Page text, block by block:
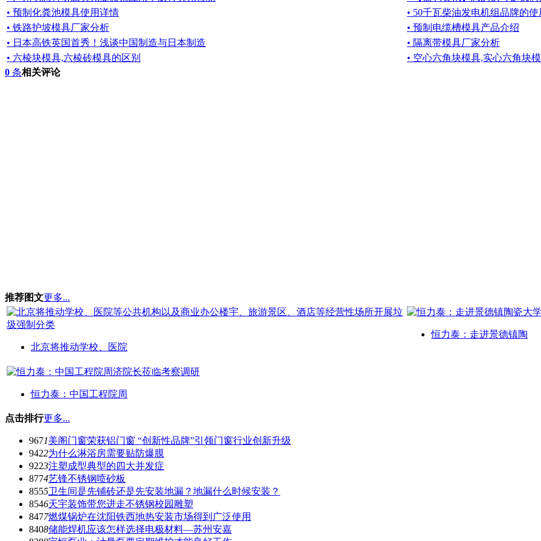
• 预制化粪池模具使用详情
• 50千瓦柴油发电机组品牌的
• 铁路护坡模具厂家分析
• 预制电缆槽模具产品介绍
• 日本高铁英国首秀！浅谈中国制造与日本制造
• 隔离带模具厂家分析
• 六棱块模具,六棱砖模具的区别
• 空心六角块模具,实心六角块
0 条相关评论
推荐图文更多...
北京将推动学校、医院
恒力泰：走进景德镇陶
恒力泰：中国工程院周
点击排行更多...
9671美阁门窗荣获铝门窗 “创新性品牌”引领门窗行业创新升级
9422为什么淋浴房需要贴防爆膜
9223注塑成型典型的四大并发症
8774艺锋不锈钢喷砂板
8555卫生间是先铺砖还是先安装地漏？地漏什么时候安装？
8546天宇装饰带您进走不锈钢校园雕塑
8477燃煤锅炉在沈阳铁西地热安装市场得到广泛使用
8408储能焊机应该怎样选择电极材料—苏州安嘉